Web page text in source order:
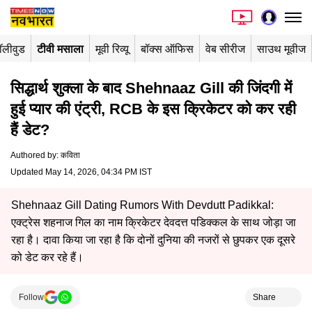
टीवी मसाला मूवी रिव्यू बॉक्स ऑफिस वेब सीरीज साउथ मूवीज
सिद्धार्थ शुक्ला के बाद Shehnaaz Gill की जिंदगी में
हुई प्यार की एंट्री, RCB के इस क्रिकेटर को कर रही
हैं डेट?
Authored by: कविता
Updated May 14, 2026, 04:34 PM IST
Shehnaaz Gill Dating Rumors With Devdutt Padikkal:
एक्ट्रेस शहनाज गिल का नाम क्रिकेटर देवदत्त पडिक्कल के साथ जोड़ा जा
रहा है। दावा किया जा रहा है कि दोनों दुनिया की नजरों से छुपकर एक दूसरे
को डेट कर रहे हैं।
Follow Share